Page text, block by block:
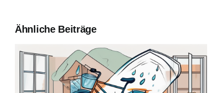
Ähnliche Beiträge